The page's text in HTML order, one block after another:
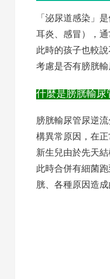
「泌尿道感染」
耳炎、感冒），
此時的孩子也較
考慮是否有膀胱輸
什麼是膀胱輸尿
膀胱輸尿管尿逆
構異常原因，在
新生兒由於先天
此時合併有細菌
胱、各種原因造成